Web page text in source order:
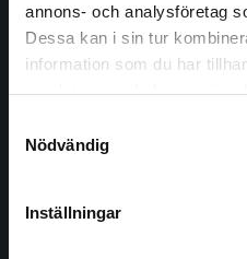
annons- och analysföretag
Dessa kan i sin tur
information som du har
Nödvändig
Inställningar
Det verkar som att du
studentlitteratur.se via
Vi erbjuder inte
att kunna slutföra ett köp
Studentlitteratur
facklitteratur, utbildningar
informationstjänster i